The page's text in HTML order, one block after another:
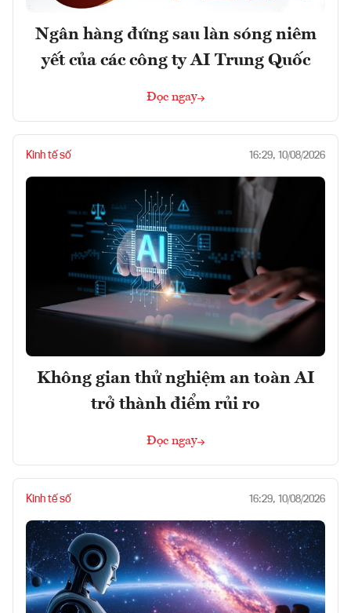
Ngân hàng đứng sau làn sóng niêm
yết của các công ty AI Trung Quốc
Đọc ngay
Kinh tế số 16:29, 10/08/2026
Không gian thử nghiệm an toàn AI
trở thành điểm rủi ro
Đọc ngay
Kinh tế số 16:29, 10/08/2026